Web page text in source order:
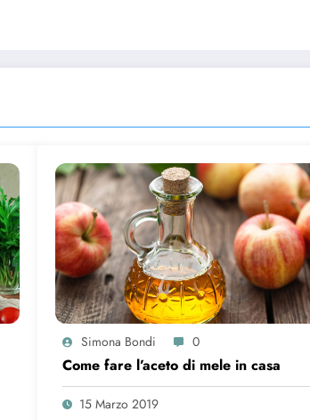
Simona Bondi 0
Come fare l’aceto di mele in casa
15 Marzo 2019